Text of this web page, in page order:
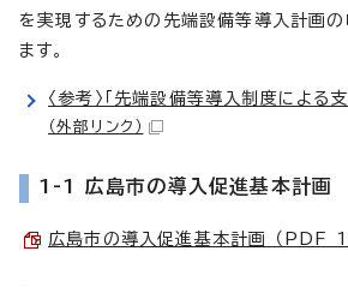
を実現するための先端設備等導入計画
ます。
〈参考〉「先端設備等導入制度による
（外部リンク）
1-1 広島市の導入促進基本計画
広島市の導入促進基本計画 （PDF